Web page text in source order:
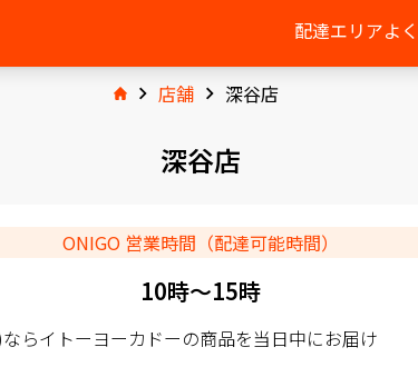
配達エリアよ
店舗 深谷店
深谷店
ONIGO 営業時間（配達可能時間）
10時〜15時
らイトーヨーカドーの商品を当日中にお届け